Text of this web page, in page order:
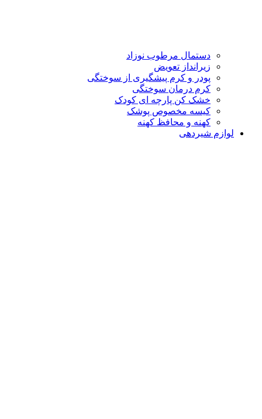
دستمال مرطوب نوزاد
زیرانداز تعویض
پودر و کرم پیشگیری از سوختگی
کرم درمان سوختگی
خشک کن پارچه ای کودک
کیسه مخصوص پوشک
کهنه و محافظ کهنه
لوازم شیردهی